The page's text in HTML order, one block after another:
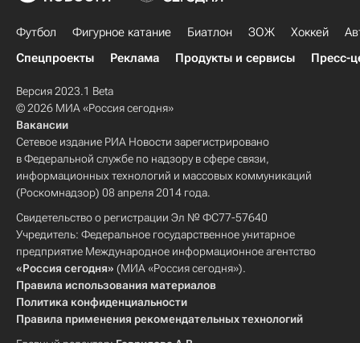
Футбол Фигурное катание Биатлон ЗОЖ Хоккей
Спецпроекты
Реклама Продукты и сервисы Пресс-
Версия 2023.1 Beta
© 2026 МИА «Россия сегодня»
Вакансии
Сетевое издание РИА Новости зарегистрировано
в Федеральной службе по надзору в сфере связи,
информационных технологий и массовых коммуникаций
(Роскомнадзор) 08 апреля 2014 года.
Свидетельство о регистрации Эл № ФС77-57640
Учредитель: Федеральное государственное унитарное
предприятие Международное информационное агентство
«Россия сегодня» (МИА «Россия сегодня»).
Правила использования материалов
Политика конфиденциальности
Правила применения рекомендательных технологий